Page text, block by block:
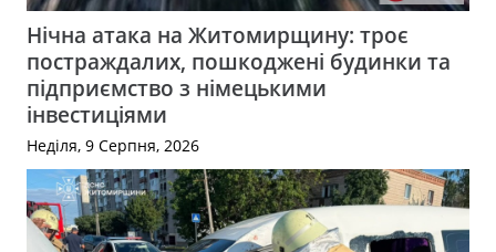
Нічна атака на Житомирщину: троє
постраждалих, пошкоджені будинки та
підприємство з німецькими
інвестиціями
Неділя, 9 Серпня, 2026